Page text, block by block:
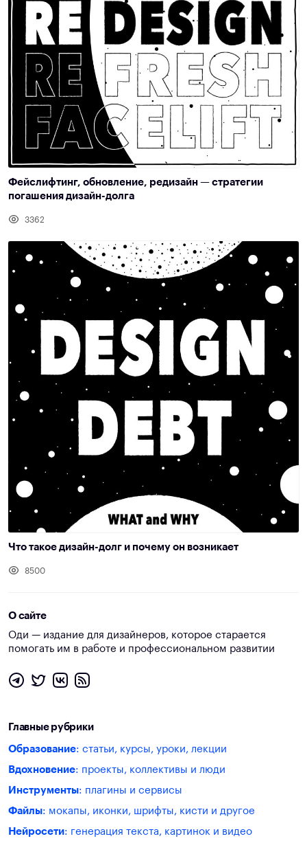
Фейслифтинг, обновление, редизайн — стратегии
погашения дизайн-долга
3362
Что такое дизайн-долг и почему он возникает
8500
О сайте
Оди — издание для дизайнеров, которое старается
помогать им в работе и профессиональном развитии
Главные рубрики
Образование: статьи, курсы, уроки, лекции
Вдохновение: проекты, коллективы и люди
Инструменты: плагины и сервисы
Файлы: мокапы, иконки, шрифты, кисти и другое
Нейросети: генерация текста, картинок и видео